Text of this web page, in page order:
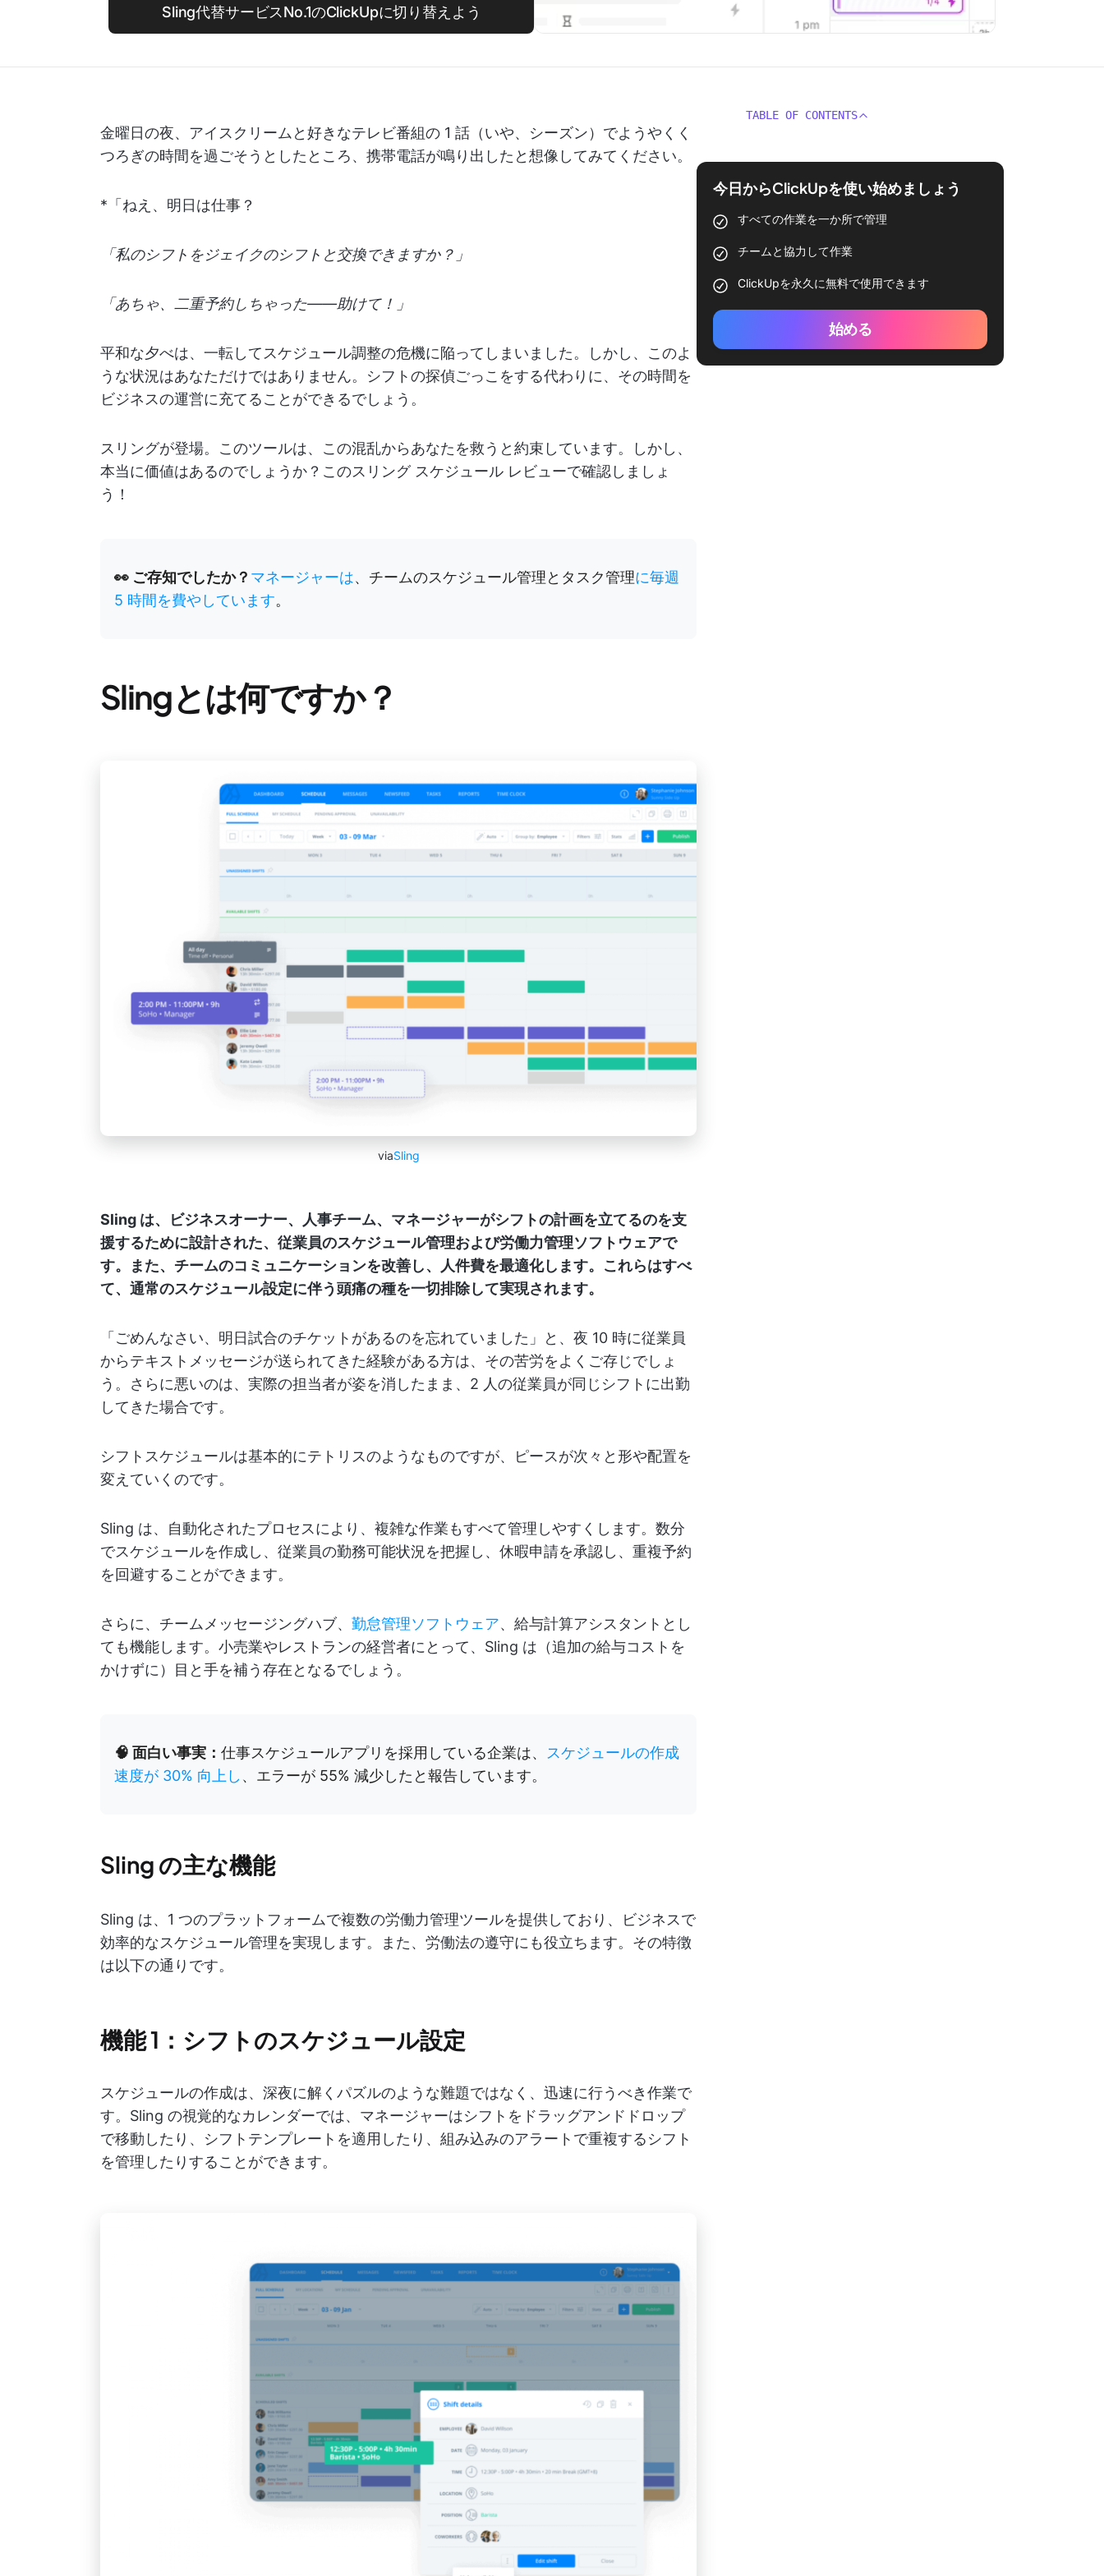
Sling代替サービスNo.1のClickUpに切り替えよう
金曜日の夜、アイスクリームと好きなテレビ番組の 1 話（いや、シーズン）でようやくく
つろぎの時間を過ごそうとしたところ、携帯電話が鳴り出したと想像してみてください。
*「ねえ、明日は仕事？
「私のシフトをジェイクのシフトと交換できますか？」
「あちゃ、二重予約しちゃった——助けて！」
平和な夕べは、一転してスケジュール調整の危機に陥ってしまいました。しかし、このよ
うな状況はあなただけではありません。シフトの探偵ごっこをする代わりに、その時間を
ビジネスの運営に充てることができるでしょう。
スリングが登場。このツールは、この混乱からあなたを救うと約束しています。しかし、
本当に価値はあるのでしょうか？このスリング スケジュール レビューで確認しましょ
う！
👀 ご存知でしたか？ マネージャーは、チームのスケジュール管理とタスク管理に毎週
5 時間を費やしています。
Slingとは何ですか？
viaSling
Sling は、ビジネスオーナー、人事チーム、マネージャーがシフトの計画を立てるのを支
援するために設計された、従業員のスケジュール管理および労働力管理ソフトウェアで
す。また、チームのコミュニケーションを改善し、人件費を最適化します。これらはすべ
て、通常のスケジュール設定に伴う頭痛の種を一切排除して実現されます。
「ごめんなさい、明日試合のチケットがあるのを忘れていました」と、夜 10 時に従業員
からテキストメッセージが送られてきた経験がある方は、その苦労をよくご存じでしょ
う。さらに悪いのは、実際の担当者が姿を消したまま、2 人の従業員が同じシフトに出勤
してきた場合です。
シフトスケジュールは基本的にテトリスのようなものですが、ピースが次々と形や配置を
変えていくのです。
Sling は、自動化されたプロセスにより、複雑な作業もすべて管理しやすくします。数分
でスケジュールを作成し、従業員の勤務可能状況を把握し、休暇申請を承認し、重複予約
を回避することができます。
さらに、チームメッセージングハブ、 勤怠管理ソフトウェア、給与計算アシスタントとし
ても機能します。小売業やレストランの経営者にとって、Sling は（追加の給与コストを
かけずに）目と手を補う存在となるでしょう。
🧠 面白い事実： 仕事スケジュールアプリを採用している企業は、
スケジュールの作成
速度が 30% 向上し 、エラーが 55% 減少したと報告しています。
Sling の主な機能
Sling は、1 つのプラットフォームで複数の労働力管理ツールを提供しており、ビジネスで
効率的なスケジュール管理を実現します。また、労働法の遵守にも役立ちます。その特徴
は以下の通りです。
機能 1：シフトのスケジュール設定
スケジュールの作成は、深夜に解くパズルのような難題ではなく、迅速に行うべき作業で
す。Sling の視覚的なカレンダーでは、マネージャーはシフトをドラッグアンドドロップ
で移動したり、シフトテンプレートを適用したり、組み込みのアラートで重複するシフト
を管理したりすることができます。
TABLE OF CONTENTS
今日からClickUpを使い始めましょう
すべての作業を一か所で管理
チームと協力して作業
ClickUpを永久に無料で使用できます
始める